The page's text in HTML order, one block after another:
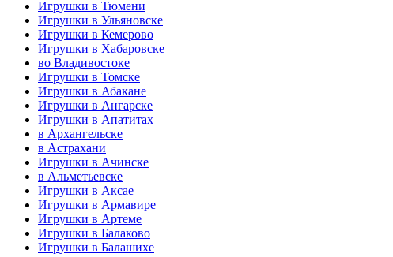
Игрушки в Тюмени
Игрушки в Ульяновске
Игрушки в Кемерово
Игрушки в Хабаровске
во Владивостоке
Игрушки в Томске
Игрушки в Абакане
Игрушки в Ангарске
Игрушки в Апатитах
в Архангельске
в Астрахани
Игрушки в Ачинске
в Альметьевске
Игрушки в Аксае
Игрушки в Армавире
Игрушки в Артеме
Игрушки в Балаково
Игрушки в Балашихе